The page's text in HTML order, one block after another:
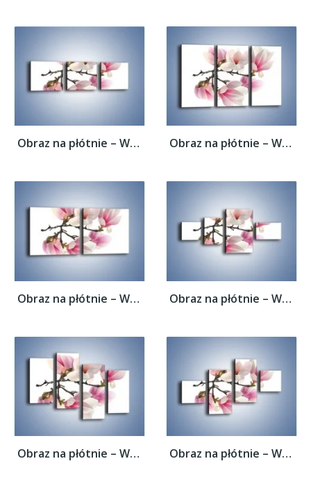
Obraz na płótnie – Wirujące kwiaty... Obraz na płótnie – Wirujące kwiaty...
Obraz na płótnie – Wirujące kwiaty... Obraz na płótnie – Wirujące kwiaty...
Obraz na płótnie – Wirujące kwiaty... Obraz na płótnie – Wirujące kwiaty...